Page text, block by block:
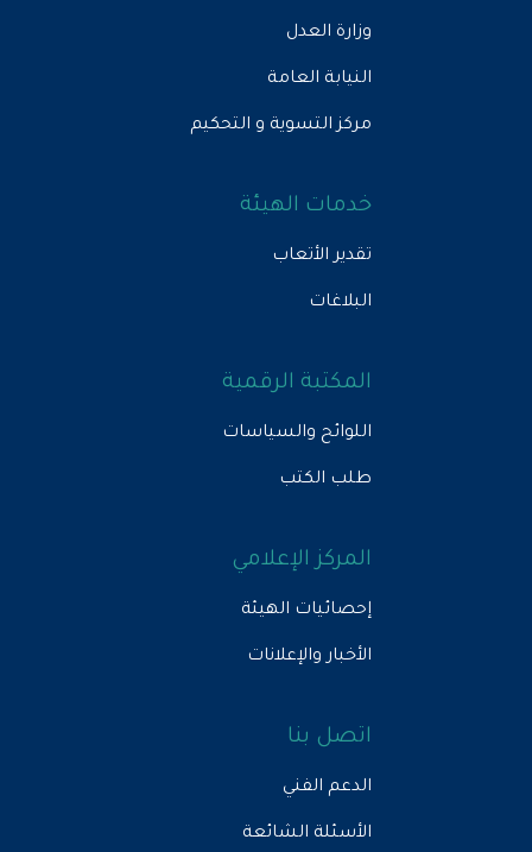
وزارة العدل
النيابة العامة
مركز التسوية و التحكيم
خدمات الهيئة
تقدير الأتعاب
البلاغات
المكتبة الرقمية
اللوائح والسياسات
طلب الكتب
المركز الإعلامي
إحصائيات الهيئة
الأخبار والإعلانات
اتصل بنا
الدعم الفني
الأسئلة الشائعة